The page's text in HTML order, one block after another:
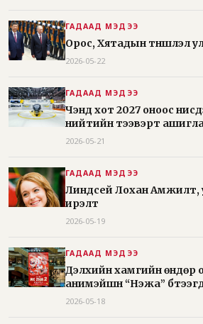
ГАДААД МЭДЭЭ
Орос, Хятадын түншлэл
2026-05-22
ГАДААД МЭДЭЭ
Чэндү хот 2027 оноос
нийтийн тээвэрт
2026-05-21
ГАДААД МЭДЭЭ
Линдсей Лохан Амжилт,
ирэлт
2026-05-19
ГАДААД МЭДЭЭ
Дэлхийн хамгийн өндөр
анимэйшн “Нэжа”
2026-05-18